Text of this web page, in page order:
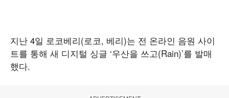
지난 4일 로코베리(로코, 베리)는 전 온라인 음원 사이
트를 통해 새 디지털 싱글 ‘우산을 쓰고(Rain)’를 발매
했다.